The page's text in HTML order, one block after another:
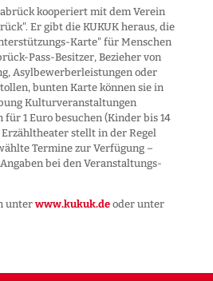
kooperiert mit dem Verein
Er gibt die KUKUK heraus, die
Karte" für Menschen
Pass-Besitzer, Bezieher von
Asyl­bewerber­leistungen oder
bunten Karte können sie in
Kultur­veranstaltungen
1 Euro besuchen (Kinder bis 14
Erzähltheater stellt in der Regel
Termine zur Verfügung –
bei den Veranstaltungs­
unter www.kukuk.deoder unter